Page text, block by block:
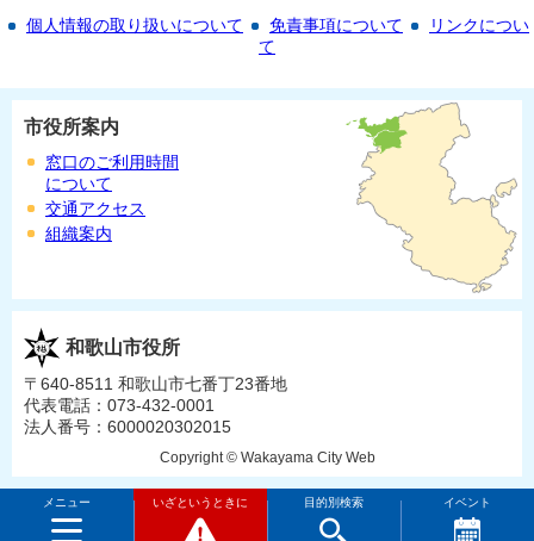
個人情報の取り扱いについて 免責事項について
リンクについ
て
メニュー いざというときに 目的別検索 イベント
市役所案内
窓口のご利用時間
について
交通アクセス
組織案内
和歌山市役所
〒640-8511 和歌山市七番丁23番地
代表電話：073-432-0001
法人番号：6000020302015
Copyright © Wakayama City Web